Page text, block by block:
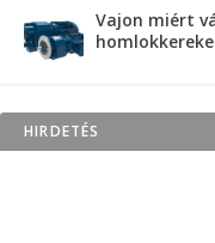
Vajon miért
HIRDETÉS